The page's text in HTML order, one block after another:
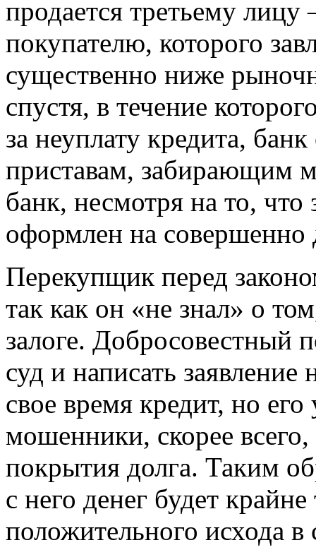
продается третьему лицу
покупателю, которого
существенно ниже
спустя, в течение
за неуплату кредита,
приставам, забирающим
банк, несмотря на то, что
оформлен на совершенно
Перекупщик перед
так как он «не знал» о
залоге. Добросовестный
суд и написать заявление
свое время кредит, но
мошенники, скорее
покрытия долга. Таким
с него денег будет
положительного исхода в